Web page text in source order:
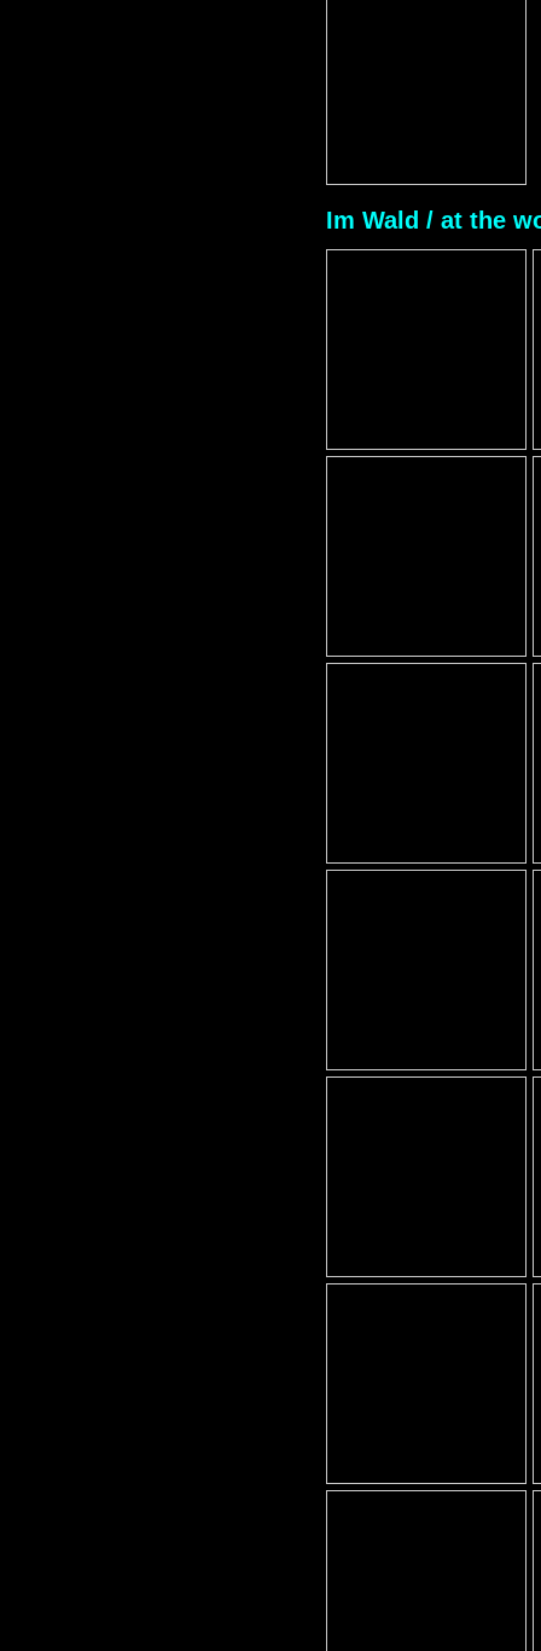
Im Wald / at the